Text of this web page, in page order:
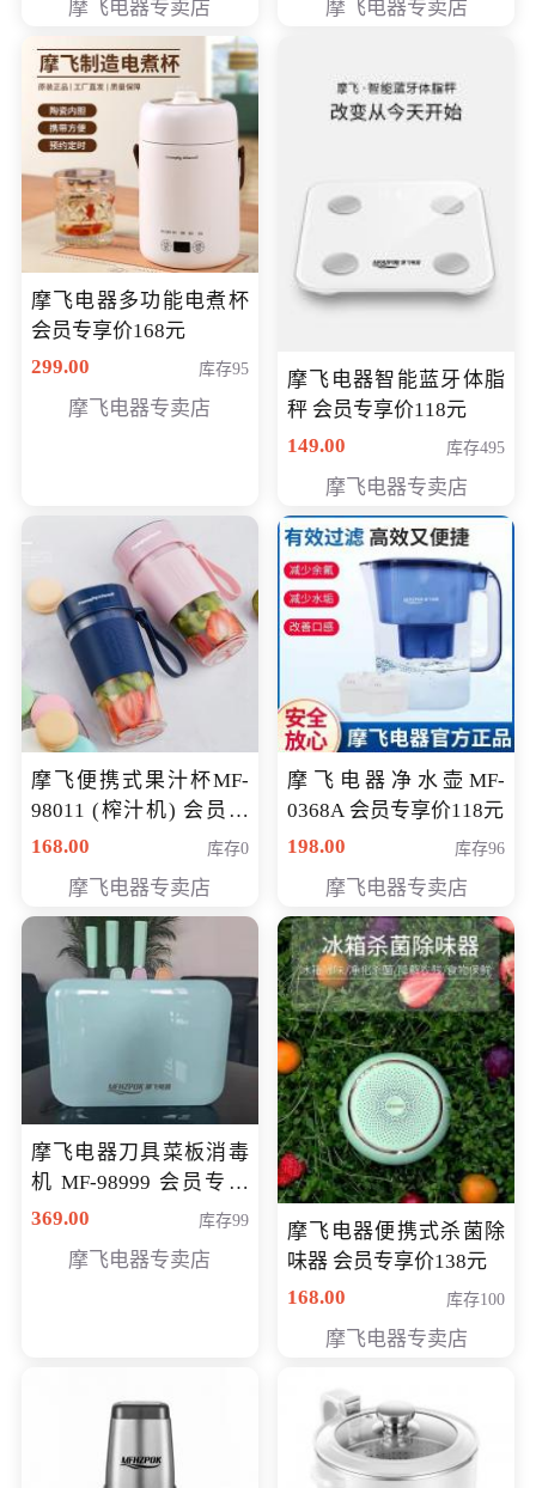
摩飞电器专卖店 摩飞电器专卖店
摩飞电器多功能电煮杯
会员专享价168元
299.00
库存95
摩飞电器专卖店
摩飞电器智能蓝牙体脂
秤 会员专享价118元
149.00
库存495
摩飞电器专卖店
摩飞便携式果汁杯MF-
98011 (榨汁机) 会员专
享价138元
168.00 库存0
摩飞电器专卖店
摩飞电器净水壶MF-
0368A 会员专享价118元
198.00
库存96
摩飞电器专卖店
摩飞电器刀具菜板消毒
机 MF-98999 会员专享
价286元
369.00 库存99
摩飞电器专卖店
摩飞电器便携式杀菌除
味器 会员专享价138元
168.00
库存100
摩飞电器专卖店